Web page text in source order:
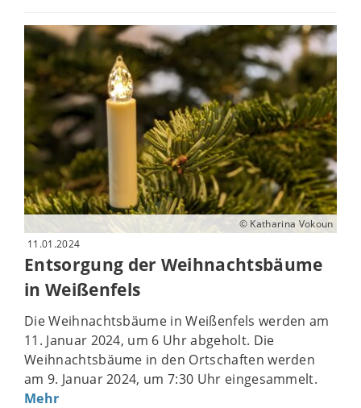
© Katharina Vokoun
11.01.2024
Entsorgung der Weihnachtsbäume
in Weißenfels
Die Weihnachtsbäume in Weißenfels werden am
11. Januar 2024, um 6 Uhr abgeholt. Die
Weihnachtsbäume in den Ortschaften werden
am 9. Januar 2024, um 7:30 Uhr eingesammelt.
Mehr